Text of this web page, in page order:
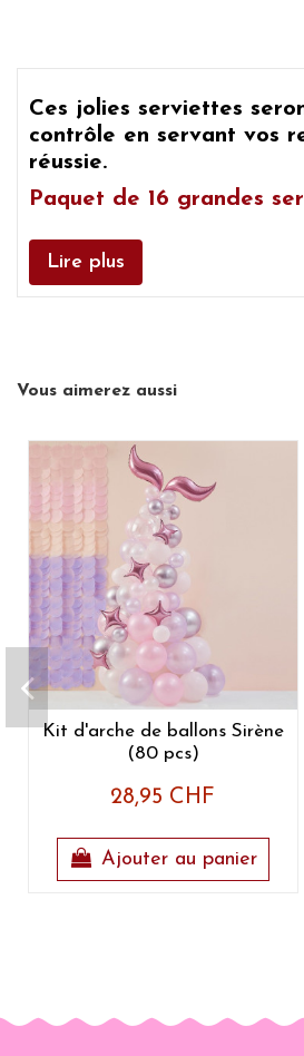
Ces jolies serviettes
contrôle en servant vos
réussie.
Paquet de 16 grandes
Lire plus
Vous aimerez aussi
Kit d'arche de ballons Sirène
(80 pcs)
28,95 CHF
Ajouter au panier